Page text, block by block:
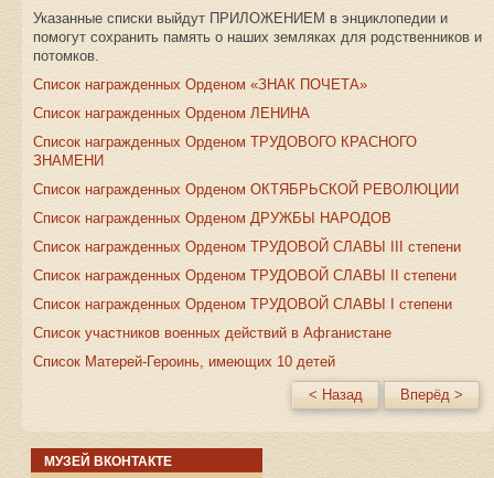
Указанные списки выйдут ПРИЛОЖЕНИЕМ в энциклопедии и
помогут сохранить память о наших земляках для родственников и
потомков.
Список награжденных Орденом «ЗНАК ПОЧЕТА»
Список награжденных Орденом ЛЕНИНА
Список награжденных Орденом ТРУДОВОГО КРАСНОГО
ЗНАМЕНИ
Список награжденных Орденом ОКТЯБРЬСКОЙ РЕВОЛЮЦИИ
Список награжденных Орденом ДРУЖБЫ НАРОДОВ
Список награжденных Орденом ТРУДОВОЙ СЛАВЫ III степени
Список награжденных Орденом ТРУДОВОЙ СЛАВЫ II степени
Список награжденных Орденом ТРУДОВОЙ СЛАВЫ I степени
Список участников военных действий в Афганистане
Список Матерей-Героинь, имеющих 10 детей
< Назад
Вперёд >
МУЗЕЙ ВКОНТАКТЕ